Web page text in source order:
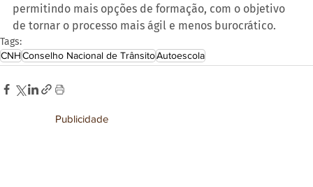
permitindo mais opções de formação, com o objetivo
de tornar o processo mais ágil e menos burocrático.
Tags:
CNHConselho Nacional de TrânsitoAutoescola
Publicidade